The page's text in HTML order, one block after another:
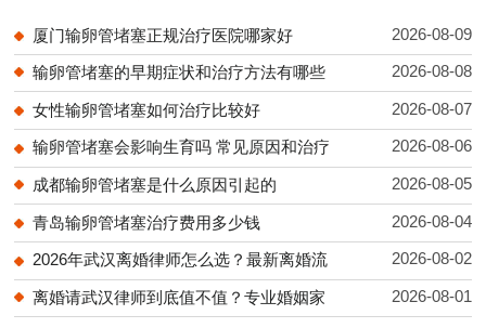
厦门输卵管堵塞正规治疗医院哪家好 2026-08-09
输卵管堵塞的早期症状和治疗方法有哪些 2026-08-08
女性输卵管堵塞如何治疗比较好 2026-08-07
输卵管堵塞会影响生育吗 常见原因和治疗 2026-08-06
成都输卵管堵塞是什么原因引起的 2026-08-05
青岛输卵管堵塞治疗费用多少钱 2026-08-04
2026年武汉离婚律师怎么选？最新离婚流 2026-08-02
离婚请武汉律师到底值不值？专业婚姻家 2026-08-01